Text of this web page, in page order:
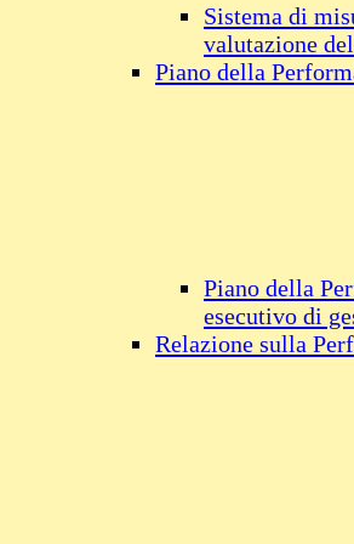
Sistema di
valutazione
Piano della
Piano della
esecutivo di
Relazione sulla